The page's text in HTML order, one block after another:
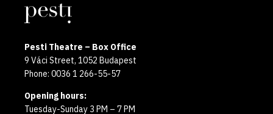
Pesti Theatre – Box Office
9 Váci Street, 1052 Budapest
Phone: 0036 1 266-55-57
Opening hours:
Tuesday-Sunday 3 PM – 7 PM